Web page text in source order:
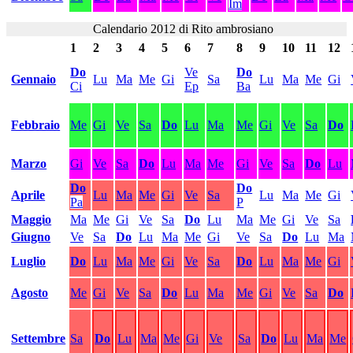
Im
Calendario 2012 di Rito ambrosiano
1
2 3 4 5 6 7 8 9 10 11 12
Gennaio
Do
Ci
Lu Ma Me Gi
Ve
Ep
Sa
Do
Ba
Lu Ma Me Gi
Febbraio Me Gi Ve Sa Do Lu Ma Me Gi Ve Sa Do
Marzo Gi Ve Sa Do Lu Ma Me Gi Ve Sa Do Lu
Aprile
Do
Pa
Lu Ma Me Gi Ve Sa
Do
P
Lu Ma Me Gi
Maggio
Ma Me Gi Ve Sa Do Lu Ma Me Gi Ve Sa
Giugno
Ve Sa Do Lu Ma Me Gi Ve Sa Do Lu Ma
Luglio
Do Lu Ma Me Gi Ve Sa Do Lu Ma Me Gi
Agosto Me Gi Ve Sa Do Lu Ma Me Gi Ve Sa Do
Settembre Sa Do Lu Ma Me Gi Ve Sa Do Lu Ma Me